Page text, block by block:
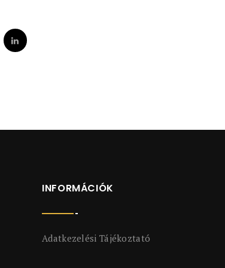
INFORMÁCIÓK
Adatkezelési Tájékoztató